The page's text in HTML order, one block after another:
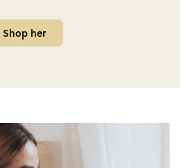
Shop her